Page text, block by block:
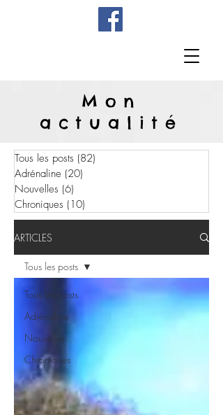
Mon
actualité
Tous les posts (82)
Adrénaline (20)
Nouvelles (6)
Chroniques (10)
ARTICLES
Tous les posts
Adrénaline
Nouvelles
Chroniques
Tous les posts